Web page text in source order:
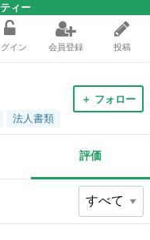
ィー
グイン 会員登録 投稿
法人書類
＋ フォロー
評価